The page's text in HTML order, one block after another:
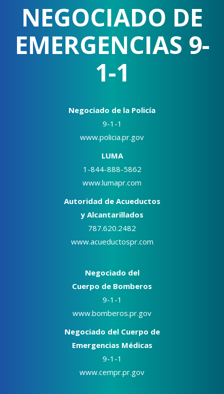
NEGOCIADO DE
EMERGENCIAS 9-
1-1
Negociado de la Policía
9-1-1
www.policia.pr.gov
LUMA
1-844-888-5862
www.lumapr.com
Autoridad de Acueductos
y Alcantarillados
787.620.2482
www.acueductospr.com
Negociado del
Cuerpo de Bomberos
9-1-1
www.bomberos.pr.gov
Negociado del Cuerpo de
Emergencias Médicas
9-1-1
www.cempr.pr.gov